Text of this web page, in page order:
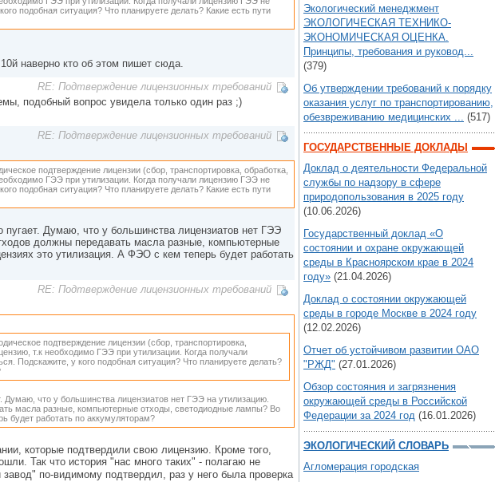
подобная ситуация? Что планируете делать? Какие есть пути
наверно кто об этом пишет сюда.
RE: Подтверждение лицензионных требований
подобный вопрос увидела только один раз ;)
RE: Подтверждение лицензионных требований
подтверждение лицензии (сбор, транспортировка, обработка,
ГЭЭ при утилизации. Когда получали лицензию ГЭЭ не
подобная ситуация? Что планируете делать? Какие есть пути
пугает. Думаю, что у большинства лицензиатов нет ГЭЭ
должны передавать масла разные, компьютерные
это утилизация. А ФЭО с кем теперь будет работать
RE: Подтверждение лицензионных требований
подтверждение лицензии (сбор, транспортировка,
т.к необходимо ГЭЭ при утилизации. Когда получали
Подскажите, у кого подобная ситуация? Что планируете делать?
Думаю, что у большинства лицензиатов нет ГЭЭ на утилизацию.
масла разные, компьютерные отходы, светодиодные лампы? Во
будет работать по аккумуляторам?
которые подтвердили свою лицензию. Кроме того,
Так что история "нас много таких" - полагаю не
по-видимому подтвердил, раз у него была проверка
Экологический менеджмент
ЭКОЛОГИЧЕСКАЯ ТЕХНИКО-
ЭКОНОМИЧЕСКАЯ ОЦЕНКА.
Принципы, требования и руковод...
(379)
Об утверждении требований к порядку
оказания услуг по транспортированию,
обезвреживанию медицинских ... (517)
ГОСУДАРСТВЕННЫЕ ДОКЛАДЫ
Доклад о деятельности Федеральной
службы по надзору в сфере
природопользования в 2025 году
(10.06.2026)
Государственный доклад «О
состоянии и охране окружающей
среды в Красноярском крае в 2024
году» (21.04.2026)
Доклад о состоянии окружающей
среды в городе Москве в 2024 году
(12.02.2026)
Отчет об устойчивом развитии ОАО
"РЖД" (27.01.2026)
Обзор состояния и загрязнения
окружающей среды в Российской
Федерации за 2024 год (16.01.2026)
ЭКОЛОГИЧЕСКИЙ СЛОВАРЬ
Агломерация городская